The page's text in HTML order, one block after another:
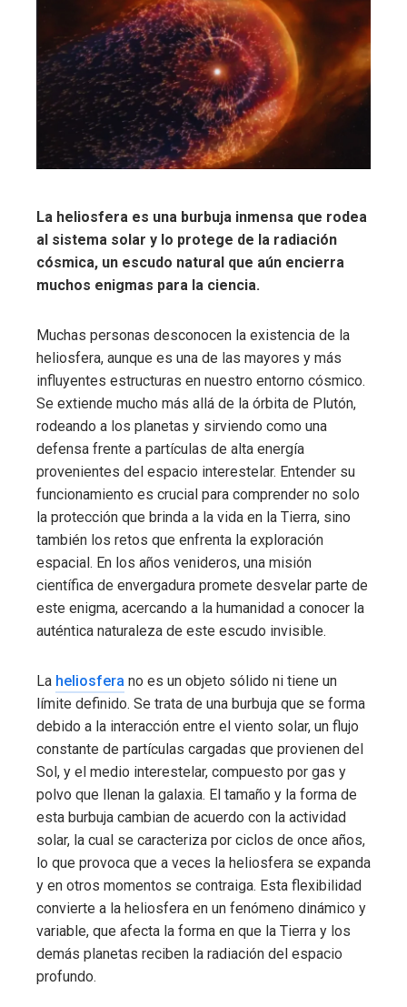
La heliosfera es una burbuja inmensa que rodea
al sistema solar y lo protege de la radiación
cósmica, un escudo natural que aún encierra
muchos enigmas para la ciencia.
Muchas personas desconocen la existencia de la
heliosfera, aunque es una de las mayores y más
influyentes estructuras en nuestro entorno cósmico.
Se extiende mucho más allá de la órbita de Plutón,
rodeando a los planetas y sirviendo como una
defensa frente a partículas de alta energía
provenientes del espacio interestelar. Entender su
funcionamiento es crucial para comprender no solo
la protección que brinda a la vida en la Tierra, sino
también los retos que enfrenta la exploración
espacial. En los años venideros, una misión
científica de envergadura promete desvelar parte de
este enigma, acercando a la humanidad a conocer la
auténtica naturaleza de este escudo invisible.
La heliosfera no es un objeto sólido ni tiene un
límite definido. Se trata de una burbuja que se forma
debido a la interacción entre el viento solar, un flujo
constante de partículas cargadas que provienen del
Sol, y el medio interestelar, compuesto por gas y
polvo que llenan la galaxia. El tamaño y la forma de
esta burbuja cambian de acuerdo con la actividad
solar, la cual se caracteriza por ciclos de once años,
lo que provoca que a veces la heliosfera se expanda
y en otros momentos se contraiga. Esta flexibilidad
convierte a la heliosfera en un fenómeno dinámico y
variable, que afecta la forma en que la Tierra y los
demás planetas reciben la radiación del espacio
profundo.